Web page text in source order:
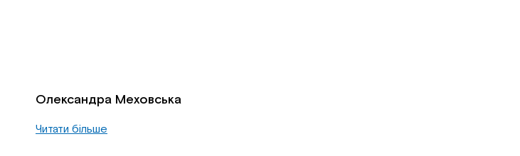
Олександра Меховська
Читати більше